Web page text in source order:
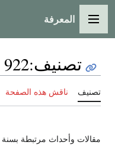
القائمة الرئيسية
المعرفة
تصنيف:
922
تصنيف ناقش هذه الصفحة
مقالات وأحداث مرتبطة بسنة